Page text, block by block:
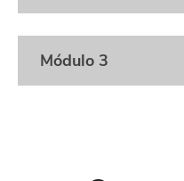
Módulo 3